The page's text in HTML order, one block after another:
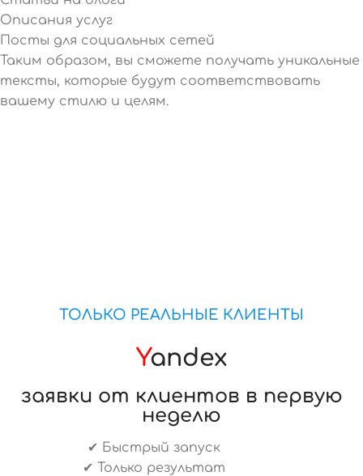
Описания услуг
Посты для социальных сетей
Таким образом, вы сможете получать уникальные
тексты, которые будут соответствовать
вашему стилю и целям.
ТОЛЬКО РЕАЛЬНЫЕ КЛИЕНТЫ
Yandex
заявки от клиентов в первую
неделю
✔ Быстрый запуск
✔ Только результат